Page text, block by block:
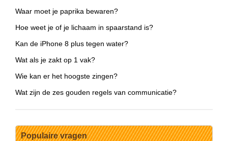
Waar moet je paprika bewaren?
Hoe weet je of je lichaam in spaarstand is?
Kan de iPhone 8 plus tegen water?
Wat als je zakt op 1 vak?
Wie kan er het hoogste zingen?
Wat zijn de zes gouden regels van communicatie?
Populaire vragen